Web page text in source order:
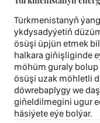
Türkmenistanyň
ykdysadyýetiň
ösüşi üpjün etmek
halkara giňişliginde
möhüm guraly
ösüşi uzak möhletli
döwrebaplygy we
giňeldilmegini ugur
häsiýete eýe bolýar.